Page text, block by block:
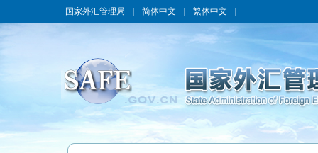
国家外汇管理局 简体中文 繁体中文